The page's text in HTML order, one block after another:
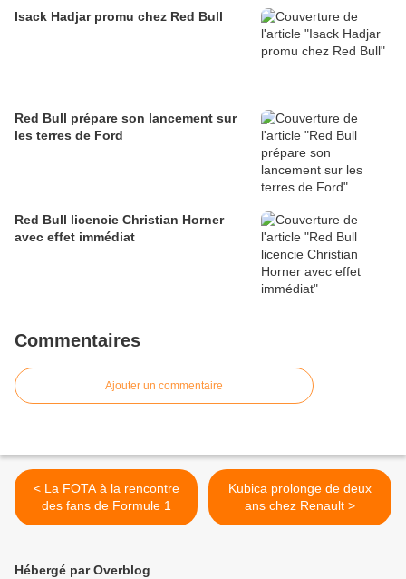
Isack Hadjar promu chez Red Bull
Red Bull prépare son lancement sur
les terres de Ford
Red Bull licencie Christian Horner
avec effet immédiat
Commentaires
Ajouter un commentaire
< La FOTA à la rencontre
des fans de Formule 1
Kubica prolonge de deux
ans chez Renault >
Hébergé par Overblog